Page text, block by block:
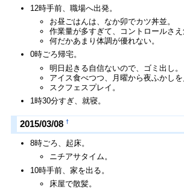
12時手前、職場へ出発。
お昼ごはんは、なか卯でカツ丼並。
作業量が多すぎて、コントロールさえ
何だかあまり体調が優れない。
0時ごろ帰宅。
明日起きる自信ないので、ゴミ出し。
アイス食べつつ、月曜から夜ふかしを
スクフェスプレイ。
1時30分すぎ、就寝。
2015/03/08 †
8時ごろ、起床。
ニチアサタイム。
10時手前、家を出る。
床屋で散髪。